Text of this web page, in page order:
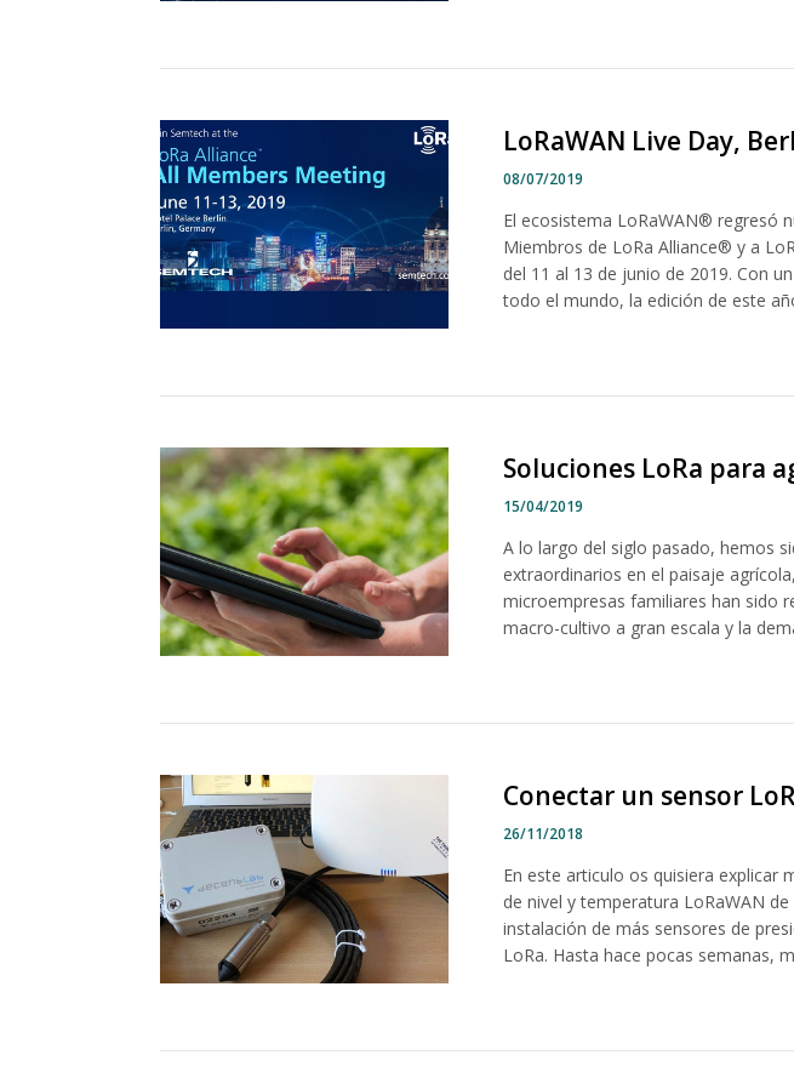
LoRaWAN Live Day,
08/07/2019
El ecosistema LoRaWAN® regresó
Miembros de LoRa Alliance® y a
del 11 al 13 de junio de 2019. Con
todo el mundo, la edición de este
Soluciones LoRa para
15/04/2019
A lo largo del siglo pasado, hemos
extraordinarios en el paisaje
microempresas familiares han sido
macro-cultivo a gran escala y la
Conectar un sensor
26/11/2018
En este articulo os quisiera explicar
de nivel y temperatura LoRaWAN
instalación de más sensores de
LoRa. Hasta hace pocas semanas,